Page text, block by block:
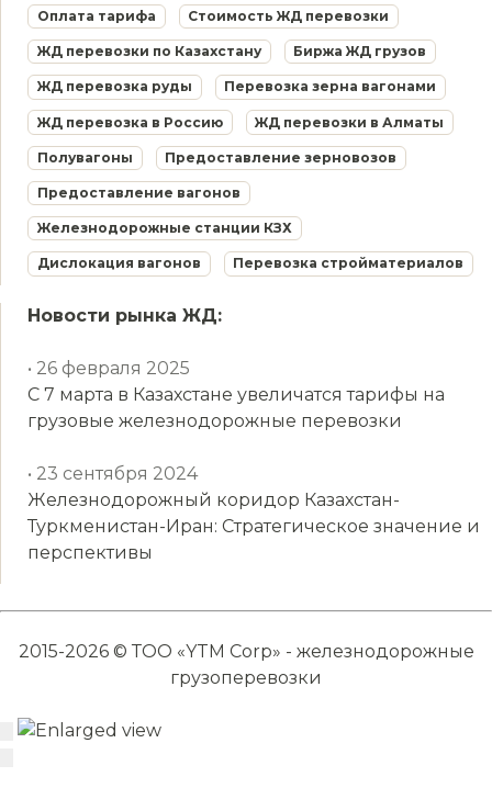
Оплата тарифа Стоимость ЖД перевозки
ЖД перевозки по Казахстану Биржа ЖД грузов
ЖД перевозка руды Перевозка зерна вагонами
ЖД перевозка в Россию ЖД перевозки в Алматы
Полувагоны Предоставление зерновозов
Предоставление вагонов
Железнодорожные станции КЗХ
Дислокация вагонов Перевозка стройматериалов
Новости рынка ЖД:
• 26 февраля 2025
С 7 марта в Казахстане увеличатся тарифы на
грузовые железнодорожные перевозки
• 23 сентября 2024
Железнодорожный коридор Казахстан-
Туркменистан-Иран: Стратегическое значение и
перспективы
2015-2026 © ТОО «YTM Corp» - железнодорожные
грузоперевозки